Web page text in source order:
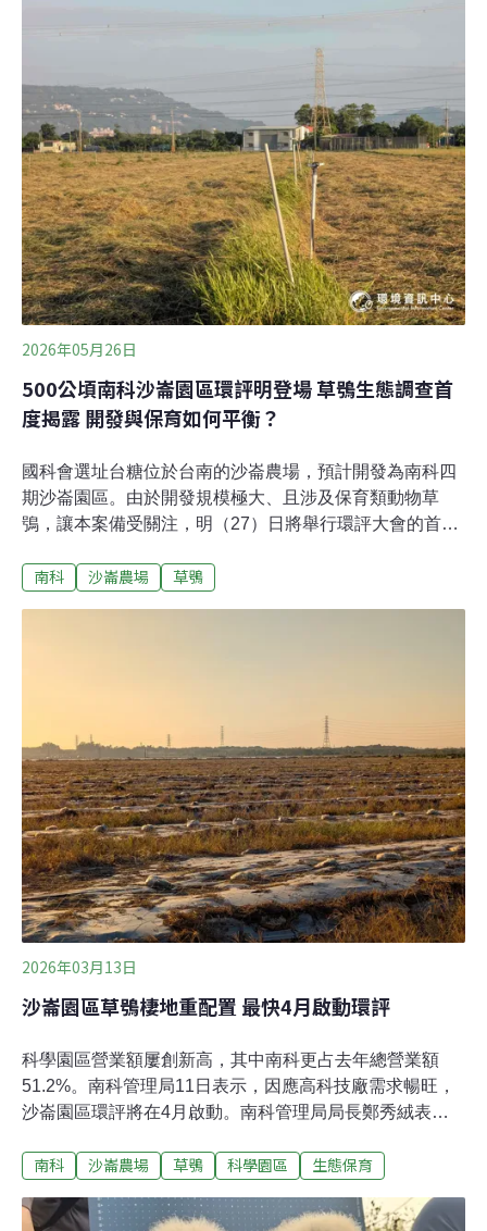
墘、深坑子農場，以及二仁溪沿岸高灘地，總計400公
頃。行政院顧問李孟諺今年5月受訪時指出，這些是與園
區「綁定」的土地，承諾不會開發，只做棲地營造。沙崙
園區開發，改變的不只是基地上長出全新的科學園區，周
邊的補償地和私有農地，也將隨著保育經營措施的進入，
呈現截然不同的面貌。如何確保是真正的生態貢獻，而不
是開發利益的包裝？沙崙及周邊台糖農場範圍，本為農業
部林業及自然保育署國土生態綠網「南嘉南平原草生地保
育軸帶」，關注物種包括草鴞、環頸雉、台灣野兔等。5
月底，南科沙崙開發案環評審查中，台灣蠻
2026年05月26日
500公頃南科沙崙園區環評明登場 草鴞生態調查首
度揭露 開發與保育如何平衡？
國科會選址台糖位於台南的沙崙農場，預計開發為南科四
期沙崙園區。由於開發規模極大、且涉及保育類動物草
鴞，讓本案備受關注，明（27）日將舉行環評大會的首次
《環境資訊中心》整理本案用水、用電、生態等資訊、採
進入較嚴謹的二階環評審查，區內約有近一半（47%）現
為農耕地，種植西瓜、鳳梨、木瓜、牧草等，另有大片台
糖造林地。南科局在環說書中指出，園區用水量為32.4萬
CMD，終期用電為2.6GW，園區除了由台水第六區管理處
供水，也會協調南市府、水利署、國土署規劃再生水、海
淡水開發，增加的用電部分，未
南科 沙崙農場 草鴞
2026年03月13日
沙崙園區草鴞棲地重配置 最快4月啟動環評
科學園區營業額屢創新高，其中南科更占去年總營業額
51.2%。南科管理局11日表示，因應高科技廠需求暢旺，
沙崙園區環評將在4月啟動。南科管理局局長鄭秀絨表
會溝通機制，與在地團體及專家溝通，也重新設計了廠區
4月將啟動沙崙園區環評國科會11日召開2025年科學園區
南科 沙崙農場 草鴞 科學園區 生態保育